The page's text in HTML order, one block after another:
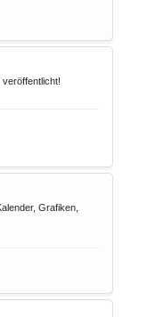
Grafiken,